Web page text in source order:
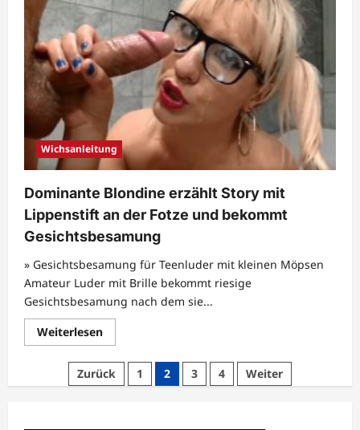
Zuchtbulle
melk
die
dicken
Eier
für
mich,
mehr
Sperma
für
JOI
Deutsch
German
Wichsanleitung
Dominante Blondine erzählt Story mit
Lippenstift an der Fotze und bekommt
Gesichtsbesamung
» Gesichtsbesamung für Teenluder mit kleinen Möpsen
Amateur Luder mit Brille bekommt riesige
Gesichtsbesamung nach dem sie...
WeiterlesenMehr
Informationen
Dominante
Blondine
erzählt
Seitennummerierung
Zurück 1 2 3 4 Weiter